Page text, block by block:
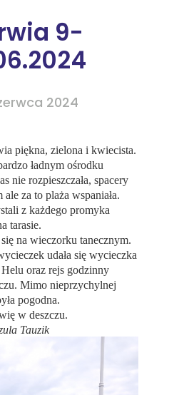
2024
9-
piękna, zielona i kwiecista.
ładnym ośrodku
nie rozpieszczała, spacery
za to plaża wspaniała.
z każdego promyka
tarasie.
na wieczorku tanecznym.
udała się wycieczka
oraz rejs godzinny
Mimo nieprzychylnej
pogodna.
w deszczu.
Tauzik